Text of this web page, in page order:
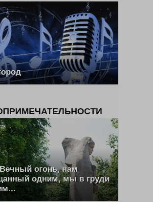
огонь, нам
одним, мы в груди